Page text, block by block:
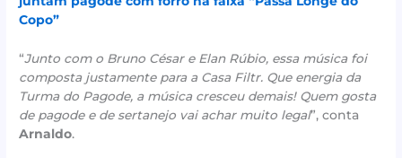
Copo”
“Junto com o Bruno César e Elan Rúbio, essa música foi
composta justamente para a Casa Filtr. Que energia da
Turma do Pagode, a música cresceu demais! Quem gosta
de pagode e de sertanejo vai achar muito legal”, conta
Arnaldo.